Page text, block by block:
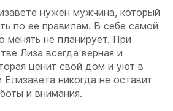
нужен мужчина, который
по ее правилам. В себе самой
менять не планирует. При
Лиза всегда верная и
ценит свой дом и уют в
никогда не оставит
и внимания.